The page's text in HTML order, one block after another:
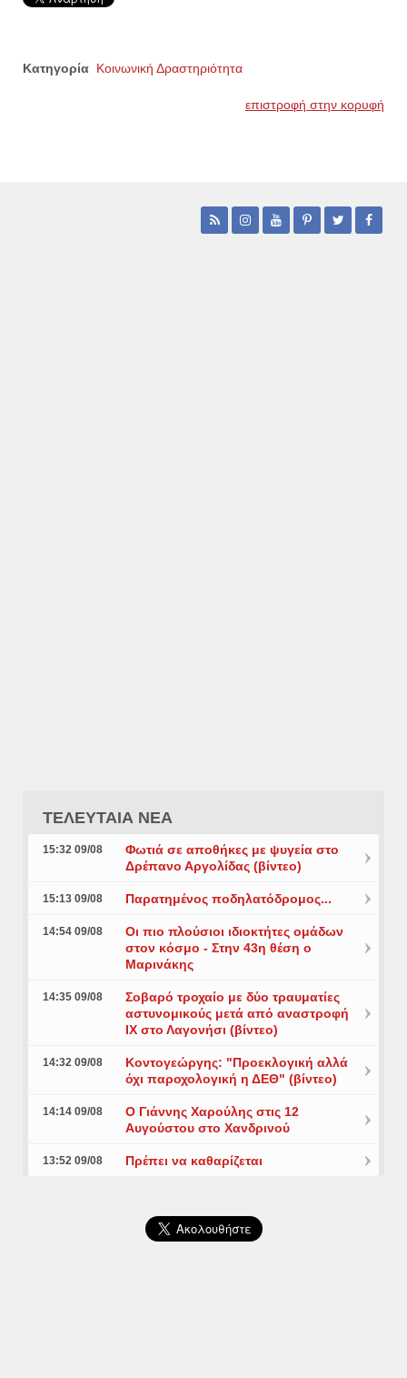
Κατηγορία Κοινωνική Δραστηριότητα
επιστροφή στην κορυφή
ΤΕΛΕΥΤΑΙΑ ΝΕΑ
15:32 09/08
Φωτιά σε αποθήκες με ψυγεία στο
Δρέπανο Αργολίδας (βίντεο)
15:13 09/08 Παρατημένος ποδηλατόδρομος...
14:54 09/08
Οι πιο πλούσιοι ιδιοκτήτες ομάδων
στον κόσμο - Στην 43η θέση ο
Μαρινάκης
14:35 09/08
Σοβαρό τροχαίο με δύο τραυματίες
αστυνομικούς μετά από αναστροφή
ΙΧ στο Λαγονήσι (βίντεο)
14:32 09/08
Κοντογεώργης: "Προεκλογική αλλά
όχι παροχολογική η ΔΕΘ" (βίντεο)
14:14 09/08
Ο Γιάννης Χαρούλης στις 12
Αυγούστου στο Χανδρινού
13:52 09/08 Πρέπει να καθαρίζεται